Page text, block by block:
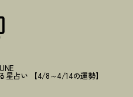
星占い 【4/8～4/14の運勢】